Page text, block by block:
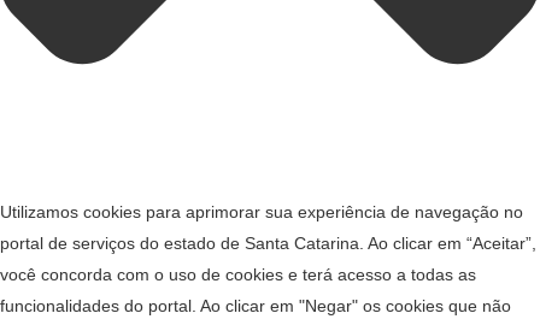
Utilizamos cookies para aprimorar sua experiência de navegação no
portal de serviços do estado de Santa Catarina. Ao clicar em “Aceitar”,
você concorda com o uso de cookies e terá acesso a todas as
funcionalidades do portal. Ao clicar em "Negar" os cookies que não